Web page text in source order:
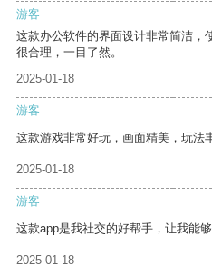
游客
这款办公软件的界面设计非常简洁，
很合理，一目了然。
2025-01-18
游客
这款游戏非常好玩，画面精美，玩法
2025-01-18
游客
这款app是我社交的好帮手，让我能
2025-01-18